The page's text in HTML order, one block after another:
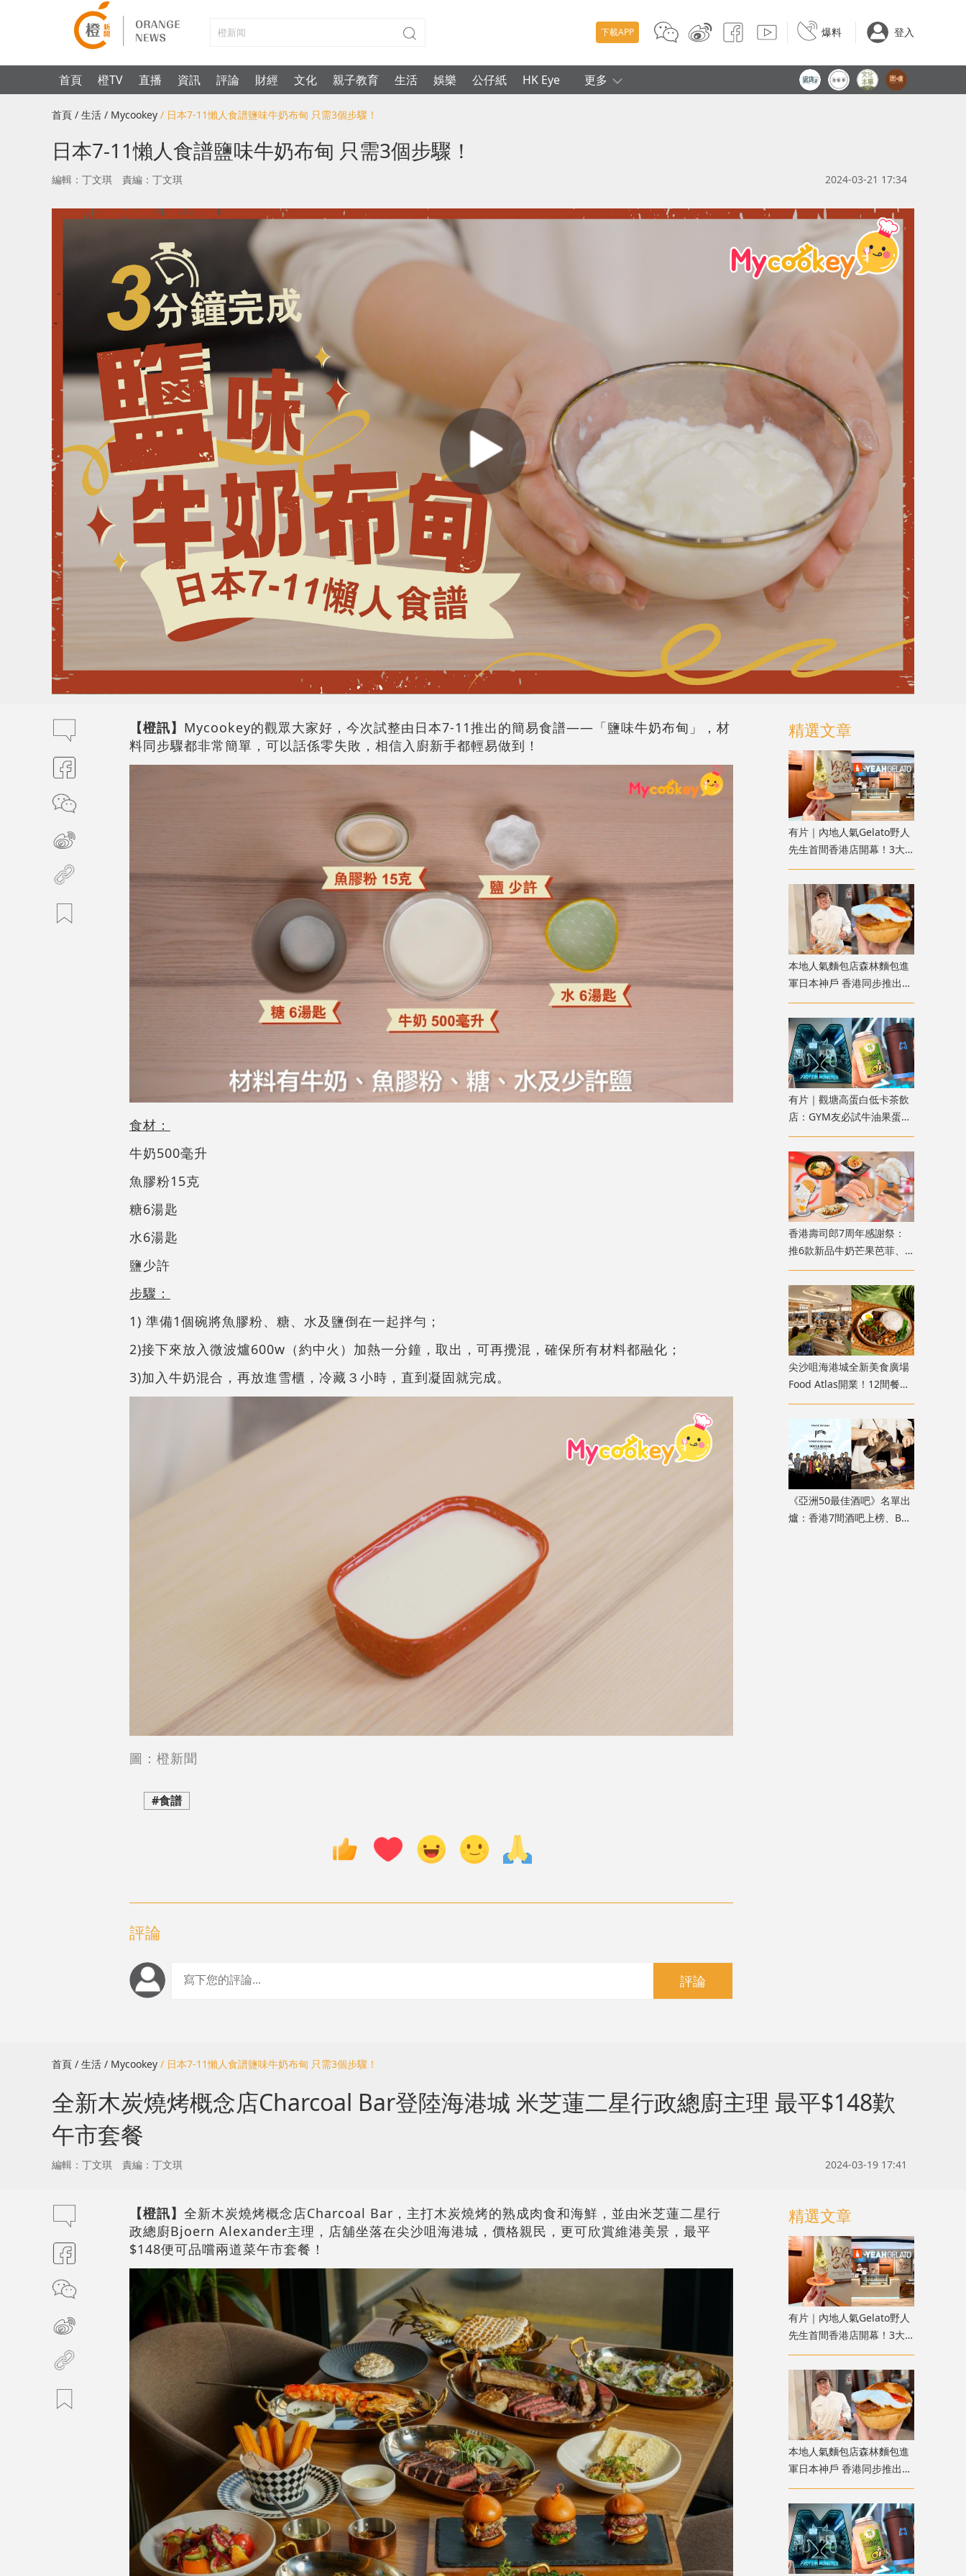
下載APP 爆料 登入
首頁 橙TV 直播 資訊 評論 財經 文化 親子教育 生活 娛樂 公仔紙 HK Eye 更多
首頁 / 生活 / Mycookey / 日本7-11懶人食譜鹽味牛奶布甸 只需3個步驟！
日本7-11懶人食譜鹽味牛奶布甸 只需3個步驟！
編輯：丁文琪 責編：丁文琪 2024-03-21 17:34
【橙訊】 Mycookey的觀眾大家好，今次試整由日本7-11推出的簡易食譜——「鹽味牛奶布甸」，材
料同步驟都非常簡單，可以話係零失敗，相信入廚新手都輕易做到！
食材：
牛奶500毫升
魚膠粉15克
糖6湯匙
水6湯匙
鹽少許
步驟：
1) 準備1個碗將魚膠粉、糖、水及鹽倒在一起拌勻；
2)接下來放入微波爐600w（約中火）加熱一分鐘，取出，可再攪混，確保所有材料都融化；
3)加入牛奶混合，再放進雪櫃，冷藏３小時，直到凝固就完成。
圖：橙新聞
#食譜
評論
評論
精選文章
有片｜內地人氣Gelato野人
先生首間香港店開幕！3大
開業優惠：大派200份雪
糕、買1送1
本地人氣麵包店森林麵包進
軍日本神戶 香港同步推出銷
魂菠蘿包/魚香茄子包
有片｜觀塘高蛋白低卡茶飲
店：GYM友必試牛油果蛋白
代餐、抹茶奶綠 $32起高飽
足感
香港壽司郎7周年感謝祭：
推6款新品牛奶芒果芭菲、
煎酒漬日本真鯛 同步推2款
生三文魚3貫優惠
尖沙咀海港城全新美食廣場
Food Atlas開業！12間餐廳
進駐、3間獲米芝蓮必比登
《亞洲50最佳酒吧》名單出
爐：香港7間酒吧上榜、Bar
首頁 / 生活 / Mycookey / 日本7-11懶人食譜鹽味牛奶布甸 只需3個步驟！
全新木炭燒烤概念店Charcoal Bar登陸海港城 米芝蓮二星行政總廚主理 最平$148歎
午市套餐
編輯：丁文琪 責編：丁文琪 2024-03-19 17:41
【橙訊】 全新木炭燒烤概念店Charcoal Bar，主打木炭燒烤的熟成肉食和海鮮，並由米芝蓮二星行
政總廚Bjoern Alexander主理，店舖坐落在尖沙咀海港城，價格親民，更可欣賞維港美景，最平
$148便可品嚐兩道菜午市套餐！
精選文章
有片｜內地人氣Gelato野人
先生首間香港店開幕！3大
開業優惠：大派200份雪
糕、買1送1
本地人氣麵包店森林麵包進
軍日本神戶 香港同步推出銷
魂菠蘿包/魚香茄子包